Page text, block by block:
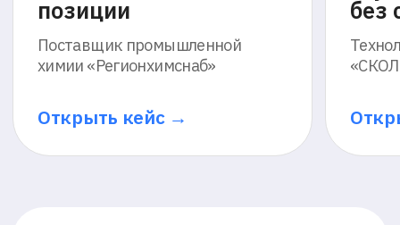
Анализ на базе ИИ
Протокол доверия
По итогам создаётся аналитика
и подтверждение активности